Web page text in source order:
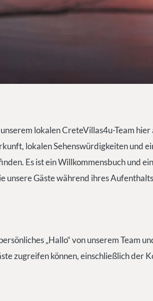
lokalen CreteVillas4u-Team
lokalen Sehenswürdigkeiten und
Es ist ein Willkommensbuch und
unsere Gäste während ihres
„Hallo“ von unserem Team
zugreifen können, einschließlich der